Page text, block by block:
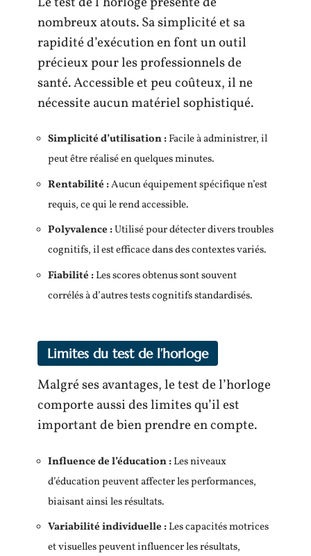
nombreux atouts. Sa simplicité et sa
rapidité d’exécution en font un outil
précieux pour les professionnels de
santé. Accessible et peu coûteux, il ne
nécessite aucun matériel sophistiqué.
Simplicité d’utilisation :Facile à administrer, il
peut être réalisé en quelques minutes.
Rentabilité :Aucun équipement spécifique n’est
requis, ce qui le rend accessible.
Polyvalence :Utilisé pour détecter divers troubles
cognitifs, il est efficace dans des contextes variés.
Fiabilité :Les scores obtenus sont souvent
corrélés à d’autres tests cognitifs standardisés.
Limites du test de l’horloge
Malgré ses avantages, le test de l’horloge
comporte aussi des limites qu’il est
important de bien prendre en compte.
Influence de l’éducation :Les niveaux
d’éducation peuvent affecter les performances,
biaisant ainsi les résultats.
Variabilité individuelle :Les capacités motrices
et visuelles peuvent influencer les résultats,